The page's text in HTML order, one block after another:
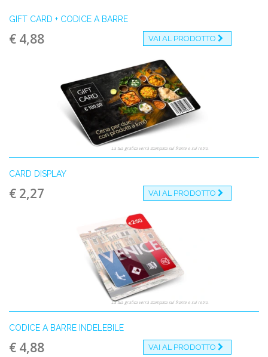
GIFT CARD + CODICE A BARRE
€ 4,88 VAI AL PRODOTTO
La tua grafica verrà stampata sul fronte e sul retro.
CARD DISPLAY
€ 2,27 VAI AL PRODOTTO
La tua grafica verrà stampata sul fronte e sul retro.
CODICE A BARRE INDELEBILE
€ 4,88 VAI AL PRODOTTO